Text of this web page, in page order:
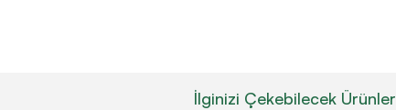
İlginizi Çekebilecek Ürünler